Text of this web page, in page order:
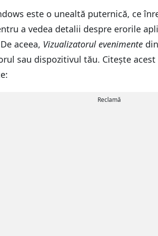
este o unealtă puternică, ce
a vedea detalii despre erorile
aceea, Vizualizatorul evenimente
sau dispozitivul tău. Citește
Reclamă